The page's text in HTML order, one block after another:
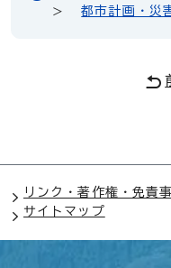
都市計画・災
リンク・著作権・免責
サイトマップ